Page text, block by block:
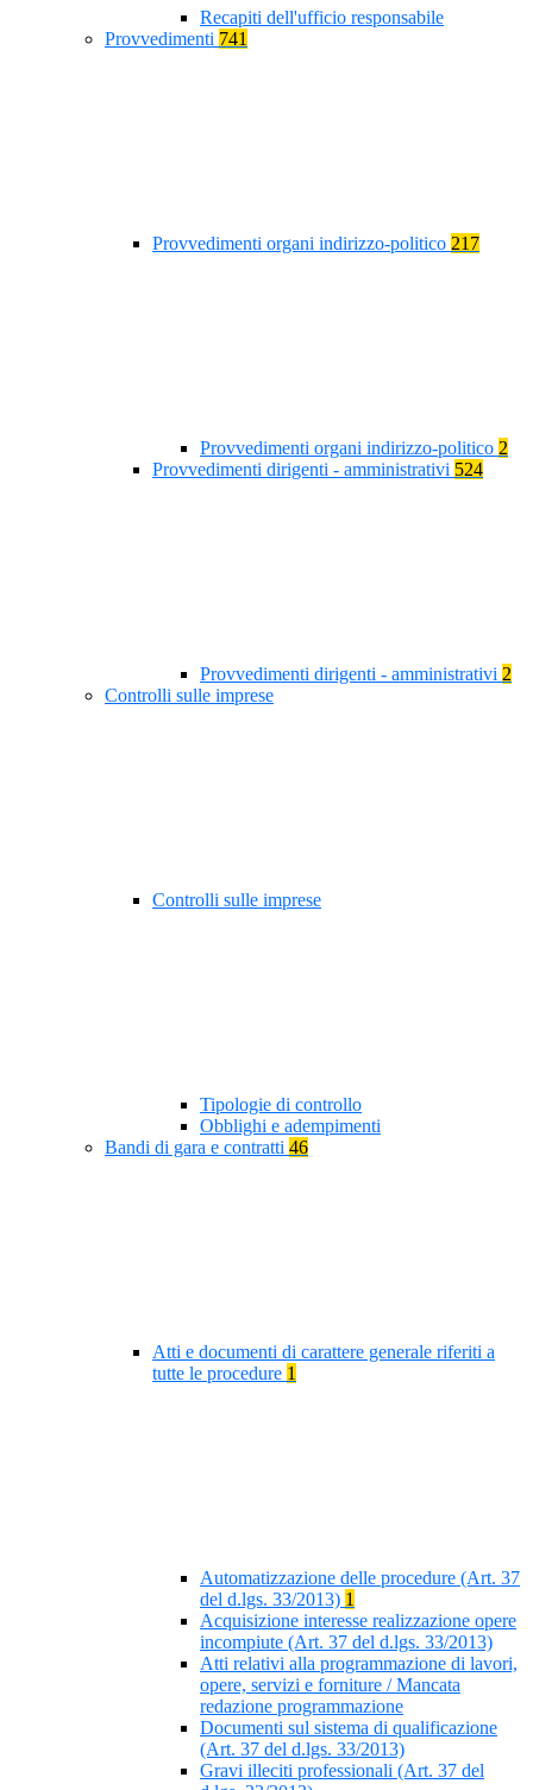
Recapiti dell'ufficio responsabile
Provvedimenti 741
Provvedimenti organi indirizzo-politico 217
Provvedimenti organi indirizzo-politico 2
Provvedimenti dirigenti - amministrativi 524
Provvedimenti dirigenti - amministrativi 2
Controlli sulle imprese
Controlli sulle imprese
Tipologie di controllo
Obblighi e adempimenti
Bandi di gara e contratti 46
Atti e documenti di carattere generale riferiti a
tutte le procedure 1
Automatizzazione delle procedure (Art. 37
del d.lgs. 33/2013) 1
Acquisizione interesse realizzazione opere
incompiute (Art. 37 del d.lgs. 33/2013)
Atti relativi alla programmazione di lavori,
opere, servizi e forniture / Mancata
redazione programmazione
Documenti sul sistema di qualificazione
(Art. 37 del d.lgs. 33/2013)
Gravi illeciti professionali (Art. 37 del